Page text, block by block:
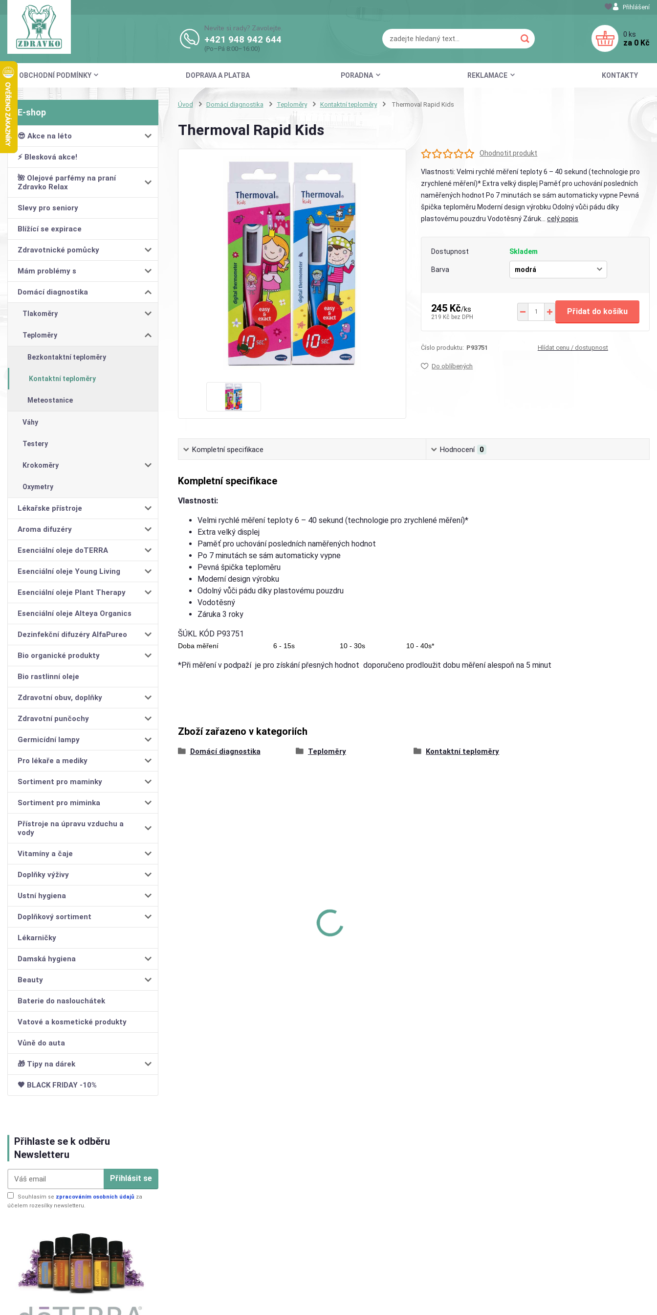
OBCHODNÍ PODMÍNKY DOPRAVA A PLATBA PORADNA REKLAMACE KONTAKTY
Přihlášení
Nevíte si rady? Zavolejte.
+421 948 942 644
(Po–Pá 8:00–16:00)
0 ks
za 0 Kč
😎 Akce na léto
⚡ Blesková akce!
🌺 Olejové parfémy na praní
Zdravko Relax
Slevy pro seniory
Blížící se expirace
Zdravotnické pomůcky
Mám problémy s
Domácí diagnostika
Tlakoměry
Teploměry
Bezkontaktní teploměry
Kontaktní teploměry
Meteostanice
Váhy
Testery
Krokoměry
Oxymetry
Lékařske přístroje
Aroma difuzéry
Esenciální oleje doTERRA
Esenciální oleje Young Living
Esenciální oleje Plant Therapy
Esenciální oleje Alteya Organics
Dezinfekční difuzéry AlfaPureo
Bio organické produkty
Bio rastlinní oleje
Zdravotní obuv, doplňky
Zdravotní punčochy
Germicídní lampy
Pro lékaře a mediky
Sortiment pro maminky
Sortiment pro miminka
Přístroje na úpravu vzduchu a
vody
Vitamíny a čaje
Doplňky výživy
Ustní hygiena
Doplňkový sortiment
Lékarničky
Damská hygiena
Beauty
Baterie do naslouchátek
Vatové a kosmetické produkty
Vůně do auta
🎁 Tipy na dárek
🖤 BLACK FRIDAY -10%
Přihlaste se k odběru
Newsletteru
Přihlásit se
Souhlasím se zpracováním osobních údajů za
účelem rozesílky newsletteru.
Úvod Domácí diagnostika Teploměry Kontaktní teploměry Thermoval Rapid Kids
Thermoval Rapid Kids
Ohodnotit produkt
Vlastnosti: Velmi rychlé měření teploty 6 – 40 sekund (technologie pro
zrychlené měření)* Extra velký displej Paměť pro uchování posledních
naměřených hodnot Po 7 minutách se sám automaticky vypne Pevná
špička teploměru Moderní design výrobku Odolný vůči pádu díky
plastovému pouzdru Vodotěsný Záruk...celý popis
Dostupnost Skladem
Barva
245 Kč/ks
219 Kč bez DPH
Přidat do košíku
Číslo produktu: P93751 Hlídat cenu / dostupnost
Do oblíbených
Kompletní specifikace Hodnocení 0
Kompletní specifikace
Vlastnosti:
Velmi rychlé měření teploty 6 – 40 sekund (technologie pro zrychlené měření)*
Extra velký displej
Paměť pro uchování posledních naměřených hodnot
Po 7 minutách se sám automaticky vypne
Pevná špička teploměru
Moderní design výrobku
Odolný vůči pádu díky plastovému pouzdru
Vodotěsný
Záruka 3 roky
ŠÚKL KÓD P93751
Doba měření 6 - 15s 10 - 30s 10 - 40s*
*Při měření v podpaží je pro získání přesných hodnot doporučeno prodloužit dobu měření alespoň na 5 minut
Zboží zařazeno v kategoriích
Domácí diagnostika Teploměry Kontaktní teploměry